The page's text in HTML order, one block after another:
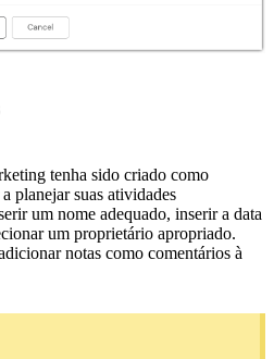
tenha sido criado como
planejar suas atividades
um nome adequado, inserir a data
um proprietário apropriado.
notas como comentários à